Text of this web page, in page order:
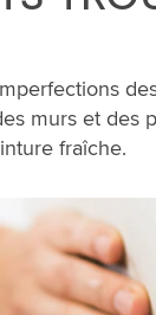
murs et des
fraîche.